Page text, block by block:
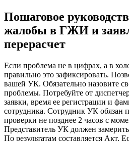
Пошаговое
жалобы в ГЖИ и
перерасчет
Если проблема не в цифрах, а в
правильно это зафиксировать.
вашей УК. Обязательно назовите
проблемы. Потребуйте от
заявки, время ее регистрации и
сотрудника. Сотрудник УК обязан
проверки не позднее 2 часов с
Представитель УК должен
По результатам составляется Акт.